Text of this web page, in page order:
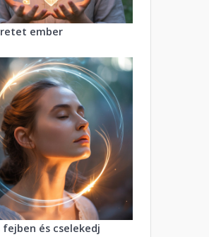
ember
fejben és cselekedj